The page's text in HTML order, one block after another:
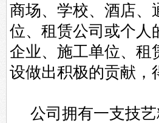
商场、学校、酒店、
位、租赁公司或个人
企业、施工单位、租
设做出积极的贡献，
公司拥有一支技艺